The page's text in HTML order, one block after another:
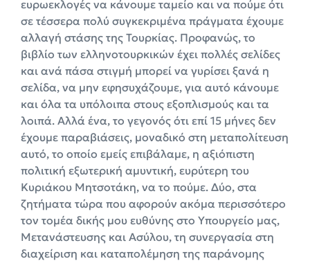
ευρωεκλογές να κάνουμε ταμείο και να πούμε ότι
σε τέσσερα πολύ συγκεκριμένα πράγματα έχουμε
αλλαγή στάσης της Τουρκίας. Προφανώς, το
βιβλίο των ελληνοτουρκικών έχει πολλές σελίδες
και ανά πάσα στιγμή μπορεί να γυρίσει ξανά η
σελίδα, να μην εφησυχάζουμε, για αυτό κάνουμε
και όλα τα υπόλοιπα στους εξοπλισμούς και τα
λοιπά. Αλλά ένα, το γεγονός ότι επί 15 μήνες δεν
έχουμε παραβιάσεις, μοναδικό στη μεταπολίτευση
αυτό, το οποίο εμείς επιβάλαμε, η αξιόπιστη
πολιτική εξωτερική αμυντική, ευρύτερη του
Κυριάκου Μητσοτάκη, να το πούμε. Δύο, στα
ζητήματα τώρα που αφορούν ακόμα περισσότερο
τον τομέα δικής μου ευθύνης στο Υπουργείο μας,
Μετανάστευσης και Ασύλου, τη συνεργασία στη
διαχείριση και καταπολέμηση της παράνομης